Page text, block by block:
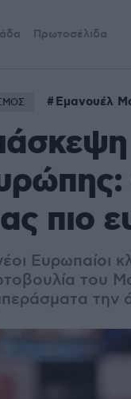
Πρωτοσέλιδα
Εμανουέλ
πιο
Ευρωπαίοι
του
την